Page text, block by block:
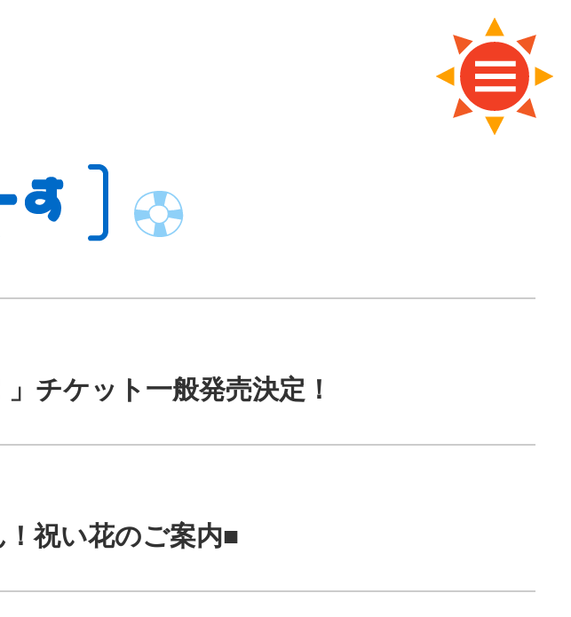
チケット一般発売決定！
祝い花のご案内■